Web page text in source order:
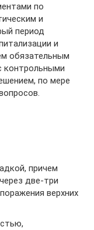
по
и
период
и
обязательным
контрольными
по мере
причем
две-три
верхних